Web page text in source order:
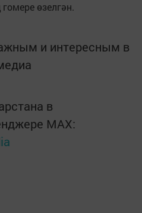
өзелгән.
и интересным в
в
MАХ: